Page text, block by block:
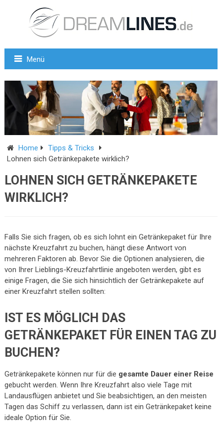
Menü
Home
Tipps & Tricks
Lohnen sich Getränkepakete wirklich?
LOHNEN SICH GETRÄNKEPAKETE
WIRKLICH?
Falls Sie sich fragen, ob es sich lohnt ein Getränkepaket für Ihre
nächste Kreuzfahrt zu buchen, hängt diese Antwort von
mehreren Faktoren ab. Bevor Sie die Optionen analysieren, die
von Ihrer Lieblings-Kreuzfahrtlinie angeboten werden, gibt es
einige Fragen, die Sie sich hinsichtlich der Getränkepakete auf
einer Kreuzfahrt stellen sollten:
IST ES MÖGLICH DAS
GETRÄNKEPAKET FÜR EINEN TAG ZU
BUCHEN?
Getränkepakete können nur für die gesamte Dauer einer Reise
gebucht werden. Wenn Ihre Kreuzfahrt also viele Tage mit
Landausflügen anbietet und Sie beabsichtigen, an den meisten
Tagen das Schiff zu verlassen, dann ist ein Getränkepaket keine
ideale Option für Sie.